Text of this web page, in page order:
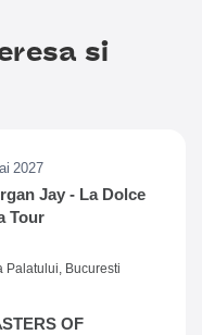
si
2027
Jay - La Dolce
Tour
Palatului, Bucuresti
OF